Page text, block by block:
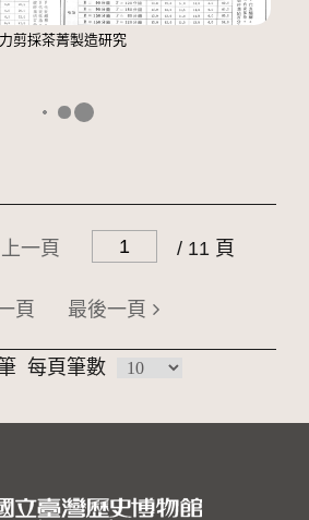
剪採茶菁製造研究
上一頁 / 11 頁
頁 最後一頁
每頁筆數